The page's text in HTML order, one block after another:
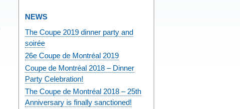
NEWS
The Coupe 2019 dinner party and
soirée
26e Coupe de Montréal 2019
Coupe de Montréal 2018 – Dinner
Party Celebration!
The Coupe de Montréal 2018 – 25th
Anniversary is finally sanctioned!